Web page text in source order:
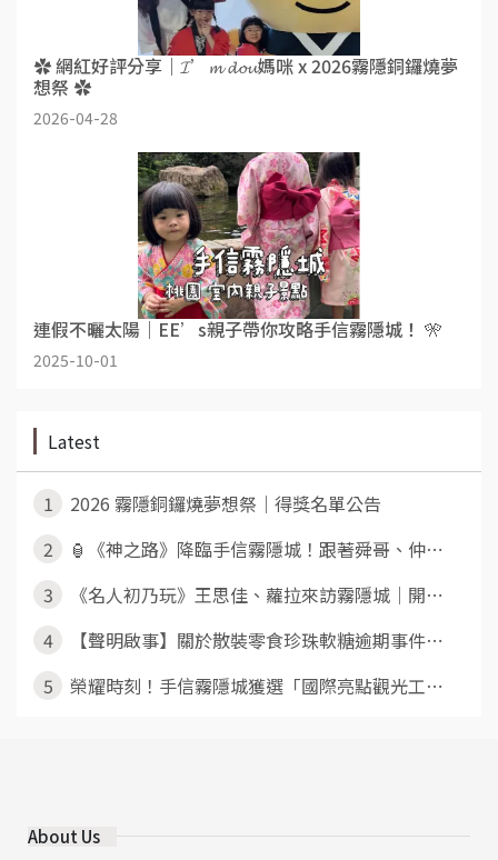
✿ 網紅好評分享｜𝓘’𝓶 𝓭𝓸𝓾媽咪 x 2026霧隱銅鑼燒夢
想祭 ✿
2026-04-28
連假不曬太陽｜EE’s親子帶你攻略手信霧隱城！ 🎌
2025-10-01
Latest
1
2026 霧隱銅鑼燒夢想祭｜得獎名單公告
2
🏮《神之路》降臨手信霧隱城！跟著舜哥、仲⋯
3
《名人初乃玩》王思佳、蘿拉來訪霧隱城｜開⋯
4
【聲明啟事】關於散裝零食珍珠軟糖逾期事件⋯
5
榮耀時刻！手信霧隱城獲選「國際亮點觀光工⋯
About Us